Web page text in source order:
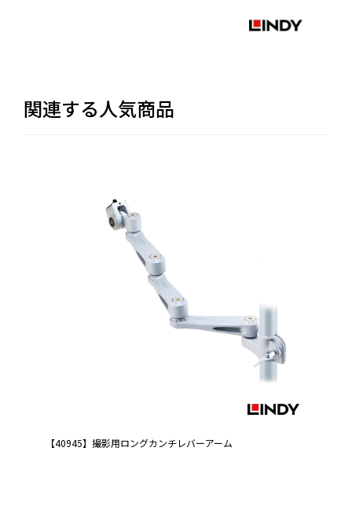
関連する人気商品
【40945】撮影用ロングカンチレバーアーム